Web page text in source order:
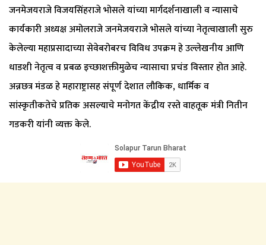
जनमेजयराजे विजयसिंहराजे भोसले यांच्या मार्गदर्शनाखाली व न्यासाचे
कार्यकारी अध्यक्ष अमोलराजे जनमेजयराजे भोसले यांच्या नेतृत्वाखाली सुरु
केलेल्या महाप्रसादाच्या सेवेबरोबरच विविध उपक्रम हे उल्लेखनीय आणि
धाडशी नेतृत्व व प्रबळ इच्छाशक्तीमुळेच न्यासाचा प्रचंड विस्तार होत आहे.
अन्नछत्र मंडळ हे महाराष्ट्रासह संपूर्ण देशात लौकिक, धार्मिक व
सांस्कृतीकतेचे प्रतिक असल्याचे मनोगत केंद्रीय रस्ते वाहतूक मंत्री नितीन
गडकरी यांनी व्यक्त केले.